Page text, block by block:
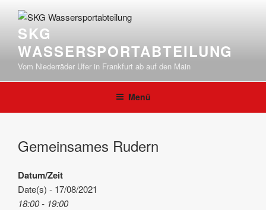
Inhalt
springenSKG
WASSERSPORTABTEILUNG
Vom Niederräder Ufer in Frankfurt ab auf den Main
Menü
Gemeinsames Rudern
Datum/Zeit
Date(s) - 17/08/2021
18:00 - 19:00